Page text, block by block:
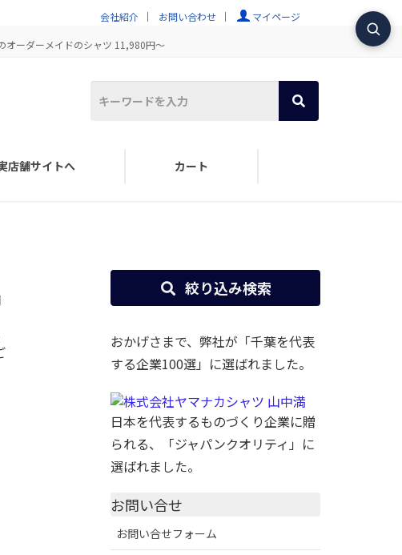
会社紹介 お問い合わせ マイページ
オーダーメイドのシャツ 11,980円～
店舗サイトへ カート
絞り込み検索
おかげさまで、弊社が「千葉を代表
する企業100選」に選ばれました。
日本を代表するものづくり企業に贈
られる、「ジャパンクオリティ」に
選ばれました。
お問い合せ
お問い合せフォーム